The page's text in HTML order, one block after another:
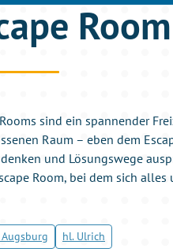
sind ein spannender
Raum – eben dem
und Lösungswege
Room, bei dem sich
hl. Ulrich